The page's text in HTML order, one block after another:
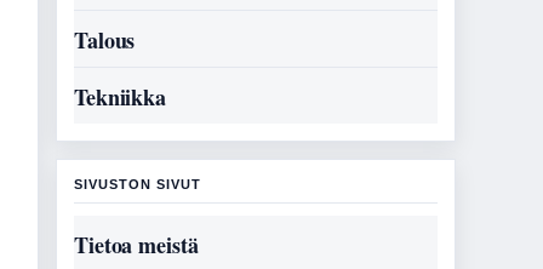
Talous
Tekniikka
SIVUSTON SIVUT
Tietoa meistä